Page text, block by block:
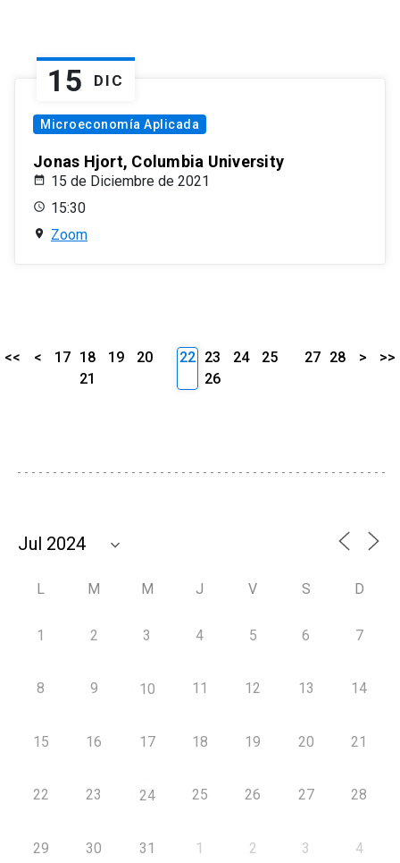
15 DIC
Microeconomía Aplicada
Jonas Hjort, Columbia University
15 de Diciembre de 2021
15:30
Zoom
<< < 17 18 19
20
21
22 23 24
25
26
27 28 > >>
L M M J V S D
1 2 3 4 5 6 7
8 9 10 11 12 13 14
15 16 17 18 19 20 21
22 23 24 25 26 27 28
29 30 31 1 2 3 4